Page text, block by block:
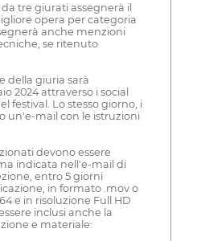
tre giurati assegnerà il
opera per categoria
anche menzioni
se ritenuto
della giuria sarà
2024 attraverso i social
festival. Lo stesso giorno, i
un'e-mail con le istruzioni
devono essere
indicata nell'e-mail di
entro 5 giorni
in formato .mov o
e in risoluzione Full HD
inclusi anche la
e materiale: